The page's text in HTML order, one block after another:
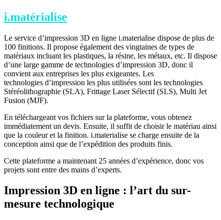
i.matérialise
Le service d’impression 3D en ligne i.materialise dispose de plus de
100 finitions. Il propose également des vingtaines de types de
matériaux incluant les plastiques, la résine, les métaux, etc. Il dispose
d’une large gamme de technologies d’impression 3D, donc il
convient aux entreprises les plus exigeantes. Les
technologies d’impression les plus utilisées sont les technologies
Stéréolithographie (SLA), Frittage Laser Sélectif (SLS), Multi Jet
Fusion (MJF).
En téléchargeant vos fichiers sur la plateforme, vous obtenez
immédiatement un devis. Ensuite, il suffit de choisir le matériau ainsi
que la couleur et la finition. i.materialise se charge ensuite de la
conception ainsi que de l’expédition des produits finis.
Cette plateforme a maintenant 25 années d’expérience, donc vos
projets sont entre des mains d’experts.
Impression 3D en ligne : l’art du sur-
mesure technologique